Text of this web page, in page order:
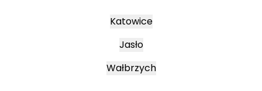
Katowice
Jasło
Wałbrzych